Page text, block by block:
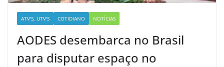
ATV'S, UTV'S COTIDIANO NOTÍCIAS
AODES desembarca no Brasil
para disputar espaço no